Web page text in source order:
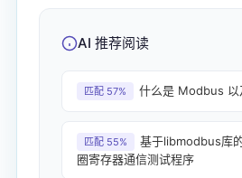
AI 推荐阅读
匹配 57% 什么是 Modbus 以
匹配 55%
基于libmodbus库
圈寄存器通信测试程序